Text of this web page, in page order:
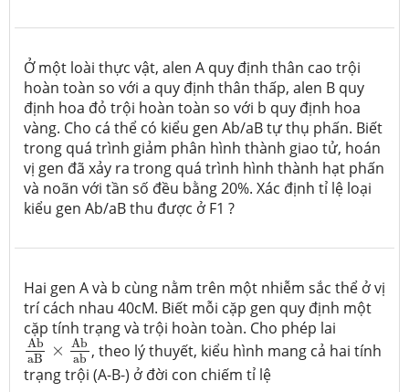
Ở một loài thực vật, alen A quy định thân cao trội
hoàn toàn so với a quy định thân thấp, alen B quy
định hoa đỏ trội hoàn toàn so với b quy định hoa
vàng. Cho cá thể có kiểu gen Ab/aB tự thụ phấn. Biết
trong quá trình giảm phân hình thành giao tử, hoán
vị gen đã xảy ra trong quá trình hình thành hạt phấn
và noãn với tần số đều bằng 20%. Xác định tỉ lệ loại
kiểu gen Ab/aB thu được ở F1 ?
Hai gen A và b cùng nằm trên một nhiễm sắc thể ở vị
trí cách nhau 40cM. Biết mỗi cặp gen quy định một
cặp tính trạng và trội hoàn toàn. Cho phép lai
Ab
aB
×
Ab
ab
AbaB×Abab
, theo lý thuyết, kiểu hình mang cả hai tính
trạng trội (A-B-) ở đời con chiếm tỉ lệ